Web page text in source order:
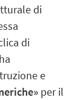
di
di
e
per il